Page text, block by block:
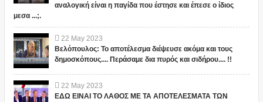
αναλογική είναι η παγίδα που έστησε και έπεσε ο ίδιος
μεσα ...;.
22 May 2023
Βελόπουλος: Το αποτέλεσμα διέψευσε ακόμα και τους
δημοσκόπους.... Περάσαμε δια πυρός και σιδήρου.... !!
22 May 2023
ΕΔΩ ΕΙΝΑΙ ΤΟ ΛΑΘΟΣ ΜΕ ΤΑ ΑΠΟΤΕΛΕΣΜΑΤΑ ΤΩΝ